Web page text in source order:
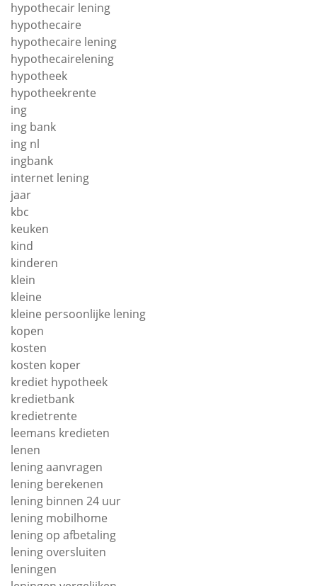
hypothecair lening
hypothecaire
hypothecaire lening
hypothecairelening
hypotheek
hypotheekrente
ing
ing bank
ing nl
ingbank
internet lening
jaar
kbc
keuken
kind
kinderen
klein
kleine
kleine persoonlijke lening
kopen
kosten
kosten koper
krediet hypotheek
kredietbank
kredietrente
leemans kredieten
lenen
lening aanvragen
lening berekenen
lening binnen 24 uur
lening mobilhome
lening op afbetaling
lening oversluiten
leningen